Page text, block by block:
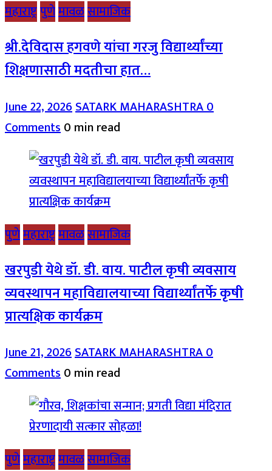
महाराष्ट्रपुणेमावळसामाजिक
श्री.देविदास हगवणे यांचा गरजु विद्यार्थ्यांच्या
शिक्षणासाठी मदतीचा हात…
June 22, 2026SATARK MAHARASHTRA0
Comments0 min read
पुणेमहाराष्ट्रमावळसामाजिक
खरपुडी येथे डॉ. डी. वाय. पाटील कृषी व्यवसाय
व्यवस्थापन महाविद्यालयाच्या विद्यार्थ्यांतर्फे कृषी
प्रात्यक्षिक कार्यक्रम
June 21, 2026SATARK MAHARASHTRA0
Comments0 min read
पुणेमहाराष्ट्रमावळसामाजिक